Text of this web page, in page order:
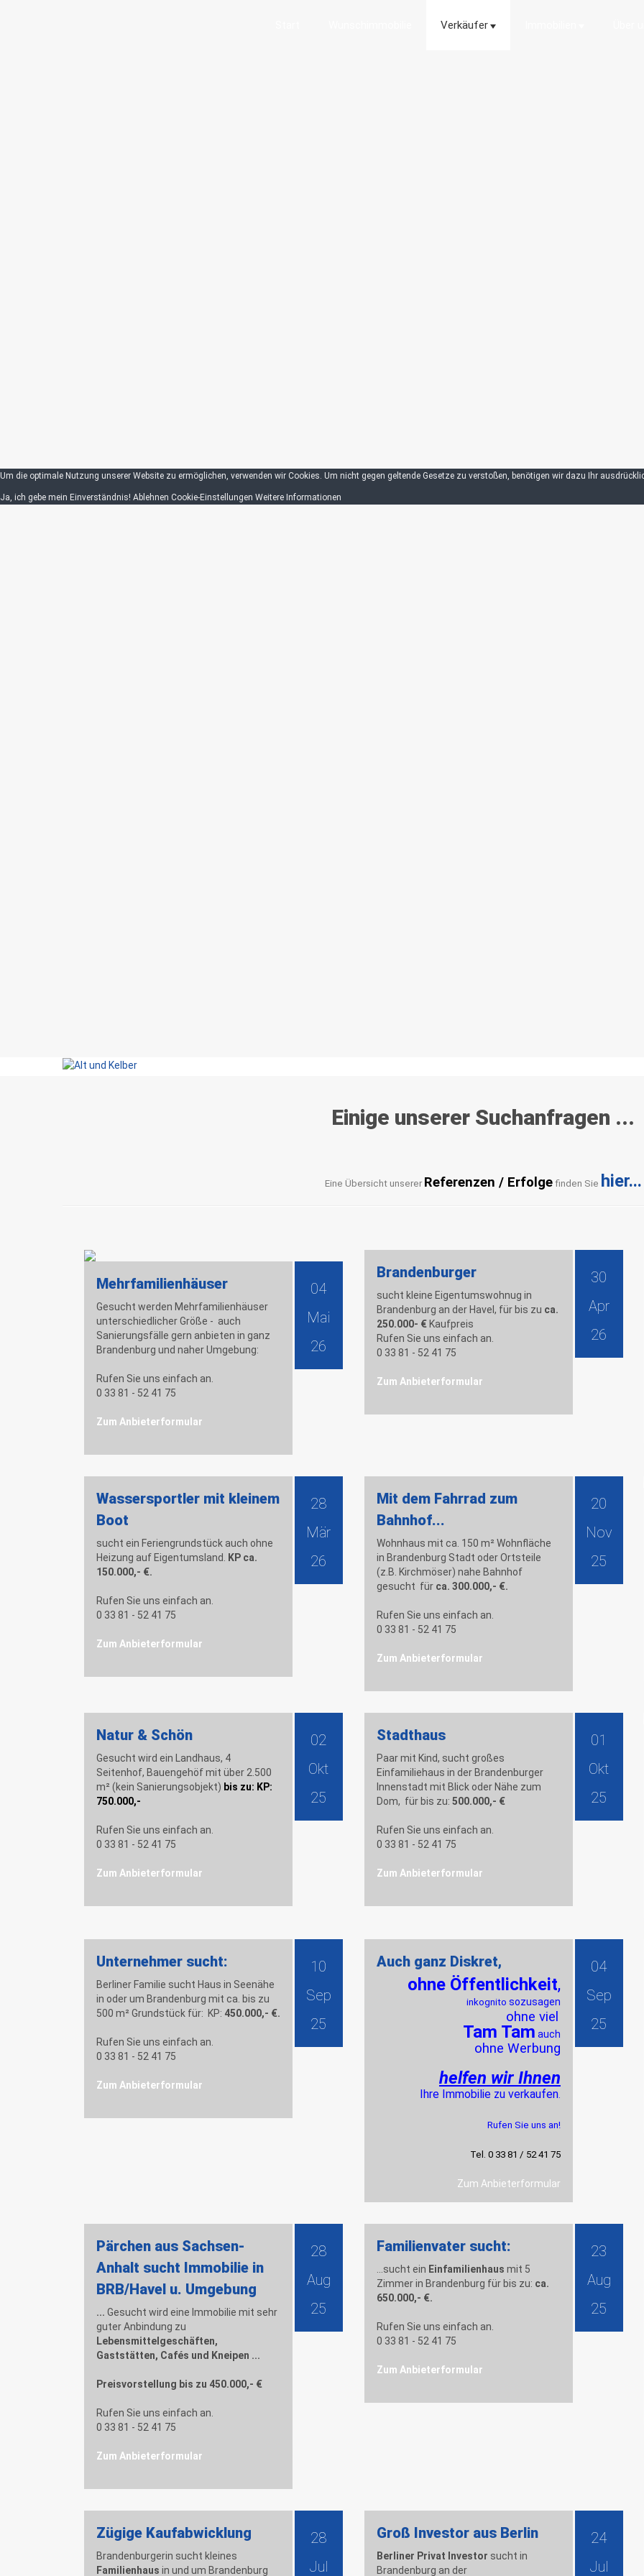
Um die optimale Nutzung unserer Website zu ermöglichen, verwenden wir Cookies. Um nicht gegen geltende Gesetze zu verstoßen, benötigen wir dazu Ihr
Ja, ich gebe mein Einverständnis! Ablehnen Cookie-Einstellungen Weitere Informationen
Verkäufer
Einige unserer Suchanfragen ...
Eine Übersicht unserer Referenzen / Erfolgefinden Sie hier...
04
Mai
26
Mehrfamilienhäuser
Gesucht werden Mehrfamilienhäuser
unterschiedlicher Größe - auch
Sanierungsfälle gern anbieten in ganz
Brandenburg und naher Umgebung:
Rufen Sie uns einfach an.
0 33 81 - 52 41 75
Zum Anbieterformular
30
Apr
26
Brandenburger
sucht kleine Eigentumswohnug in
Brandenburg an der Havel, für bis zu ca.
250.000- € Kaufpreis
Rufen Sie uns einfach an.
0 33 81 - 52 41 75
Zum Anbieterformular
28
Mär
26
Wassersportler mit kleinem
Boot
sucht ein Feriengrundstück auch ohne
Heizung auf Eigentumsland. KP ca.
150.000,- €.
Rufen Sie uns einfach an.
0 33 81 - 52 41 75
Zum Anbieterformular
20
Nov
25
Mit dem Fahrrad zum
Bahnhof...
Wohnhaus mit ca. 150 m² Wohnfläche
in Brandenburg Stadt oder Ortsteile
(z.B. Kirchmöser) nahe Bahnhof
gesucht für ca. 300.000,- €.
Rufen Sie uns einfach an.
0 33 81 - 52 41 75
Zum Anbieterformular
02
Okt
25
Natur & Schön
Gesucht wird ein Landhaus, 4
Seitenhof, Bauengehöf mit über 2.500
m² (kein Sanierungsobjekt) bis zu: KP:
750.000,-
Rufen Sie uns einfach an.
0 33 81 - 52 41 75
Zum Anbieterformular
01
Okt
25
Stadthaus
Paar mit Kind, sucht großes
Einfamiliehaus in der Brandenburger
Innenstadt mit Blick oder Nähe zum
Dom, für bis zu: 500.000,- €
Rufen Sie uns einfach an.
0 33 81 - 52 41 75
Zum Anbieterformular
10
Sep
25
Unternehmer sucht:
Berliner Familie sucht Haus in Seenähe
in oder um Brandenburg mit ca. bis zu
500 m² Grundstück für: KP: 450.000,- €.
Rufen Sie uns einfach an.
0 33 81 - 52 41 75
Zum Anbieterformular
04
Sep
25
Auch ganz Diskret,
ohne Öffentlichkeit,
inkognito sozusagen
ohne viel
Tam Tam auch
ohne Werbung
helfen wir Ihnen
Ihre Immobilie zu verkaufen.
Rufen Sie uns an!
Tel. 0 33 81 / 52 41 75
Zum Anbieterformular
28
Aug
25
Pärchen aus Sachsen-
Anhalt sucht Immobilie in
BRB/Havel u. Umgebung
... Gesucht wird eine Immobilie mit sehr
guter Anbindung zu
Lebensmittelgeschäften,
Gaststätten, Cafés und Kneipen ...
Preisvorstellung bis zu 450.000,- €
Rufen Sie uns einfach an.
0 33 81 - 52 41 75
Zum Anbieterformular
23
Aug
25
Familienvater sucht:
...sucht ein Einfamilienhaus mit 5
Zimmer in Brandenburg für bis zu: ca.
650.000,- €.
Rufen Sie uns einfach an.
0 33 81 - 52 41 75
Zum Anbieterformular
28
Jul
Zügige Kaufabwicklung
Brandenburgerin sucht kleines
Familienhaus in und um Brandenburg
24
Jul
Groß Investor aus Berlin
Berliner Privat Investor sucht in
Brandenburg an der